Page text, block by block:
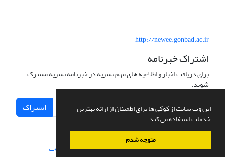
این وب سایت از کوکی ها برای اطمینان از ارائه بهترین
خدمات استفاده می کند.
متوجه شدم
http://newee.gonbad.ac.ir
اشتراک خبرنامه
برای دریافت اخبار و اطلاعیه های مهم نشریه در خبرنامه نشریه مشترک
شوید.
اشتراک
سامانه مدیریت نشریات علمی.طراحی و پیاده سازی از سیناوب